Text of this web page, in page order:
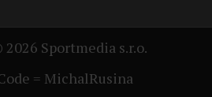
Sportmedia s.r.o.
= MichalRusina